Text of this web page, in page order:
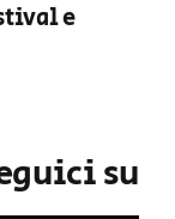
e
su